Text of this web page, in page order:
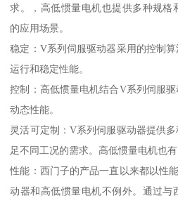
求。，高低惯量电机也提供多种规格
的应用场景。
稳定：V系列伺服驱动器采用的控制
运行和稳定性能。
控制：高低惯量电机结合V系列伺服
动态性能。
灵活可定制：V系列伺服驱动器提供
足不同工况的需求。高低惯量电机也有
性能：西门子的产品一直以来都以性
动器和高低惯量电机不例外。通过与